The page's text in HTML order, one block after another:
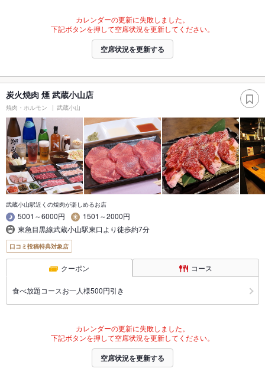
カレンダーの更新に失敗しました。
下記ボタンを押して空席状況を更新してください。
空席状況を更新する
炭火焼肉 煙 武蔵小山店
焼肉・ホルモン 武蔵小山
武蔵小山駅近くの焼肉が楽しめるお店
5001～6000円
1501～2000円
東急目黒線武蔵小山駅東口より徒歩約7分
口コミ投稿特典対象店
クーポン コース
食べ放題コースお一人様500円引き
カレンダーの更新に失敗しました。
下記ボタンを押して空席状況を更新してください。
空席状況を更新する